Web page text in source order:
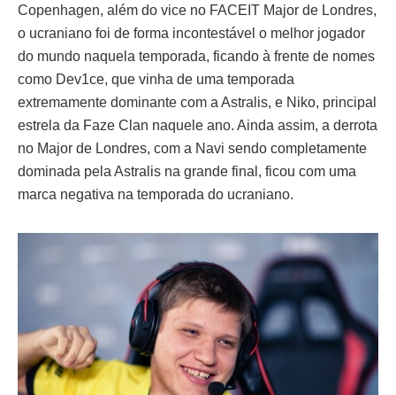
Copenhagen, além do vice no FACEIT Major de Londres,
o ucraniano foi de forma incontestável o melhor jogador
do mundo naquela temporada, ficando à frente de nomes
como Dev1ce, que vinha de uma temporada
extremamente dominante com a Astralis, e Niko, principal
estrela da Faze Clan naquele ano. Ainda assim, a derrota
no Major de Londres, com a Navi sendo completamente
dominada pela Astralis na grande final, ficou com uma
marca negativa na temporada do ucraniano.